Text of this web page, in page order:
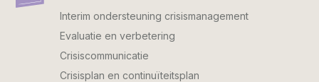
Interim ondersteuning crisismanagement
Evaluatie en verbetering
Crisiscommunicatie
Crisisplan en continuïteitsplan